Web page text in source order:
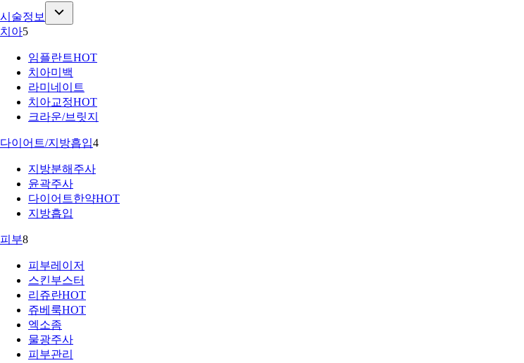
시술정보
치아5
임플란트HOT
치아미백
라미네이트
치아교정HOT
크라운/브릿지
다이어트/지방흡입4
지방분해주사
윤곽주사
다이어트한약HOT
지방흡입
피부8
피부레이저
스킨부스터
리쥬란HOT
쥬베룩HOT
엑소좀
물광주사
피부관리